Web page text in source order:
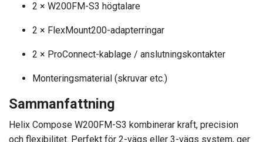
2 × W200FM-S3 högtalare
2 × FlexMount200-adapterringar
2 × ProConnect-kablage / anslutningskontakter
Monteringsmaterial (skruvar etc.)
Sammanfattning
Helix Compose W200FM-S3 kombinerar kraft, precision
och flexibilitet. Perfekt för 2-vägs eller 3-vägs system, ger